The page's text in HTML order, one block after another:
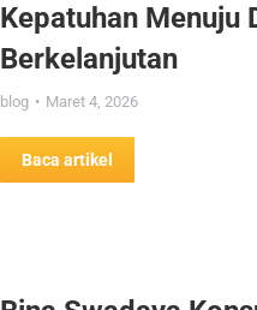
Kepatuhan Menuju
Berkelanjutan
blog Maret 4, 2026
Baca artikel